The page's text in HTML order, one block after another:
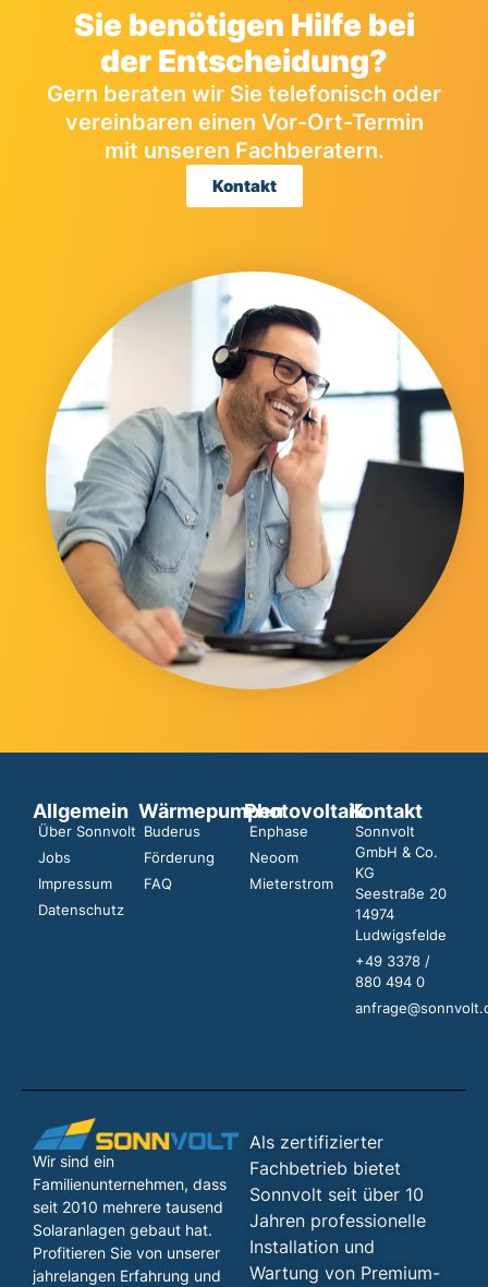
Sie benötigen Hilfe bei
der Entscheidung?
Gern beraten wir Sie telefonisch oder
vereinbaren einen Vor-Ort-Termin
mit unseren Fachberatern.
Kontakt
Allgemein
Über Sonnvolt
Jobs
Impressum
Datenschutz
Wärmepumpen
Buderus
Förderung
FAQ
Photovoltaik
Enphase
Neoom
Mieterstrom
Kontakt
Sonnvolt
GmbH & Co.
KG
Seestraße 20
14974
Ludwigsfelde
+49 3378 /
880 494 0
Wir sind ein
Familienunternehmen, dass
seit 2010 mehrere tausend
Solaranlagen gebaut hat.
Profitieren Sie von unserer
jahrelangen Erfahrung und
Als zertifizierter
Fachbetrieb bietet
Sonnvolt seit über 10
Jahren professionelle
Installation und
Wartung von Premium-